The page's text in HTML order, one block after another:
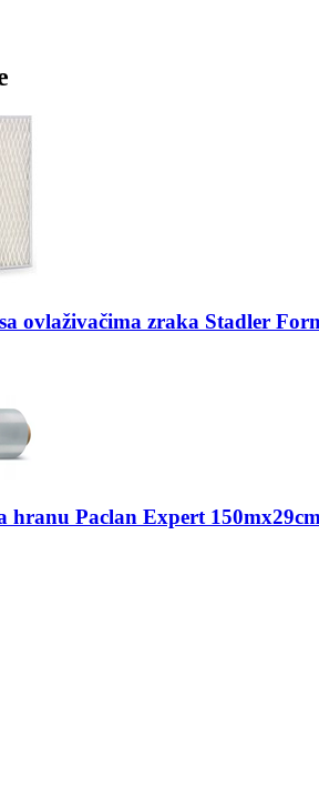
ovlaživačima zraka Stadler
hranu Paclan Expert 150mx29cm